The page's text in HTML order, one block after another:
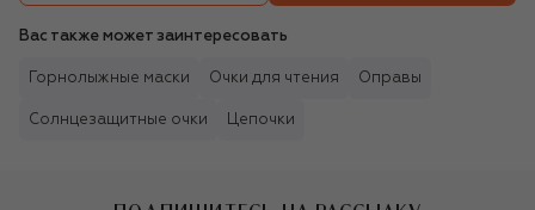
Вас также может заинтересовать
Горнолыжные маски Очки для чтения Оправы
Солнцезащитные очки Цепочки